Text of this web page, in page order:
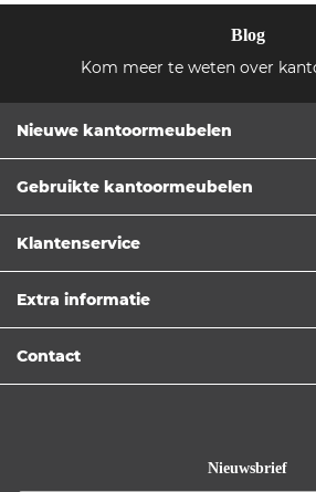
Blog
Kom meer te weten over
Nieuwe kantoormeubelen
Gebruikte kantoormeubelen
Klantenservice
Extra informatie
Contact
Nieuwsbrief